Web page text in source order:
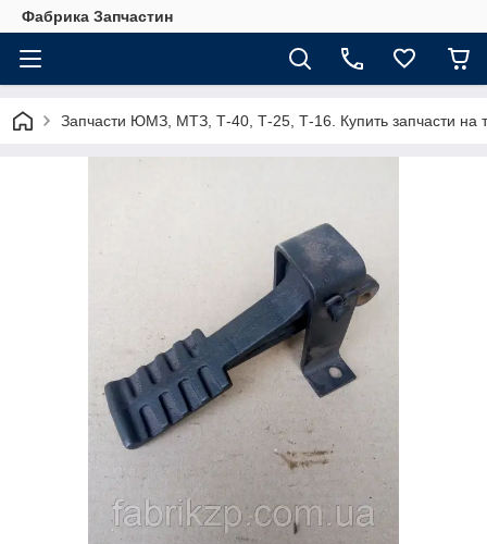
Фабрика Запчастин
Запчасти ЮМЗ, МТЗ, Т-40, Т-25, Т-16. Купить запчасти